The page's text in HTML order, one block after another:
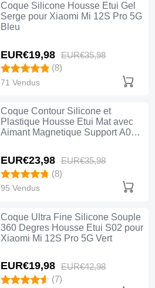
Coque Silicone Housse Etui Gel
Serge pour Xiaomi Mi 12S Pro 5G
Bleu
EUR€19,98 EUR€35,98
(8)
71 Vendus
Coque Contour Silicone et
Plastique Housse Etui Mat avec
Aimant Magnetique Support A02
EUR€23,98 EUR€35,98
(8)
95 Vendus
Coque Ultra Fine Silicone Souple
360 Degres Housse Etui S02 pour
Xiaomi Mi 12S Pro 5G Vert
EUR€19,98 EUR€42,98
(7)